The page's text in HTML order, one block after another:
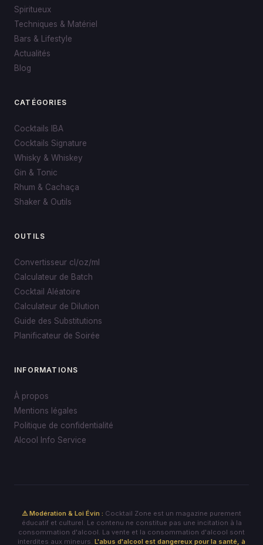
Spiritueux
Techniques & Matériel
Bars & Lifestyle
Actualités
Blog
CATÉGORIES
Cocktails IBA
Cocktails Signature
Whisky & Whiskey
Gin & Tonic
Rhum & Cachaça
Shaker & Outils
OUTILS
Convertisseur cl/oz/ml
Calculateur de Batch
Cocktail Aléatoire
Calculateur de Dilution
Guide des Substitutions
Planificateur de Soirée
INFORMATIONS
À propos
Mentions légales
Politique de confidentialité
Alcool Info Service
⚠️ Modération & Loi Évin : Cocktail Zone est un magazine purement
éducatif et culturel. Le contenu ne constitue pas une incitation à la
consommation d'alcool. La vente et la consommation d'alcool sont
interdites aux mineurs. L'abus d'alcool est dangereux pour la santé, à